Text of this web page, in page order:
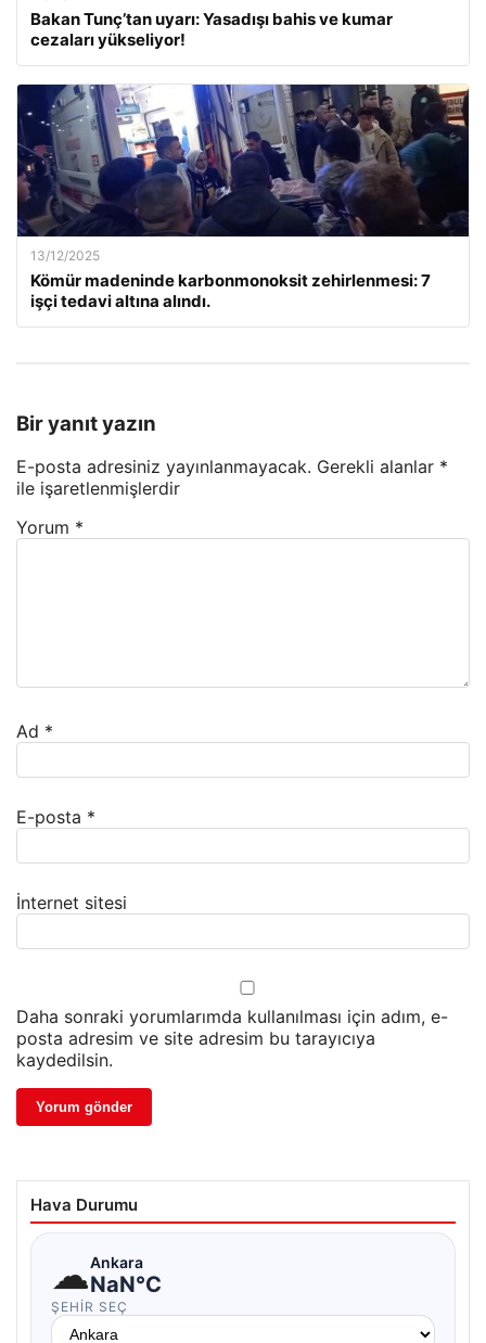
Bakan Tunç’tan uyarı: Yasadışı bahis ve kumar
cezaları yükseliyor!
13/12/2025
Kömür madeninde karbonmonoksit zehirlenmesi: 7
işçi tedavi altına alındı.
Bir yanıt yazın
E-posta adresiniz yayınlanmayacak. Gerekli alanlar *
ile işaretlenmişlerdir
Yorum *
Ad *
E-posta *
İnternet sitesi
Daha sonraki yorumlarımda kullanılması için adım, e-
posta adresim ve site adresim bu tarayıcıya
kaydedilsin.
Hava Durumu
☁Ankara
NaN°C
ŞEHIR SEÇ